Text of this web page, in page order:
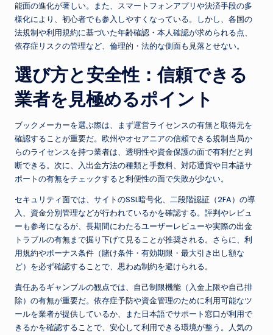
能面の進化が著しい。また、スマートフォンアプリや決済手段の多
様化により、初心者でも参入しやすくなっている。しかし、各国の
法規制や利用規約に基づいた年齢確認・本人確認が求められる点、
依存症リスクの管理など、倫理的・法的な側面も見落とせない。
選び方と安全性：信頼できる
業者を見極めるポイント
ブックメーカーを選ぶ際は、まず運営ライセンスの有無と取得元を
確認することが重要だ。欧州やオセアニアの信頼できる規制当局か
らのライセンスを持つ業者は、透明性や資金保護の面で有利だと判
断できる。次に、入出金方法の種類と手数料、対応通貨や日本語サ
ポートの有無をチェックすると利便性の面で失敗が少ない。
セキュリティ面では、サイトのSSL暗号化、二段階認証（2FA）の導
入、資金分別管理などが行われているかを確認する。評判やレビュ
ーも参考になるが、長期間にわたるユーザーレビューや実際の出金
トラブルの有無まで掘り下げて見ることが推奨される。さらに、利
用規約やボーナス条件（賭け条件・有効期限・最大引き出し額な
ど）を必ず確認することで、思わぬ制約を避けられる。
責任あるギャンブルの観点では、自己制限機能（入金上限や自己排
除）の有無が重要だ。依存症予防や資金管理のために利用可能なツ
ールを業者が提供しているか、また日本語でサポート窓口が利用で
きるかを確認することで、安心して利用できる環境が整う。人気の